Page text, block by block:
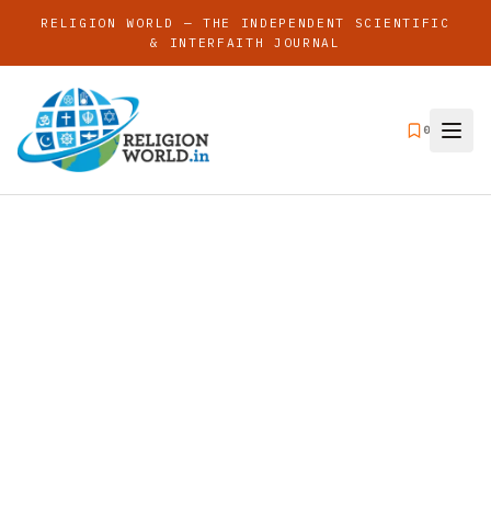
RELIGION WORLD — THE INDEPENDENT SCIENTIFIC
& INTERFAITH JOURNAL
0